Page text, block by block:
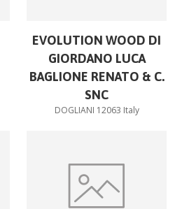
EVOLUTION WOOD DI
GIORDANO LUCA
BAGLIONE RENATO & C.
SNC
DOGLIANI 12063 Italy